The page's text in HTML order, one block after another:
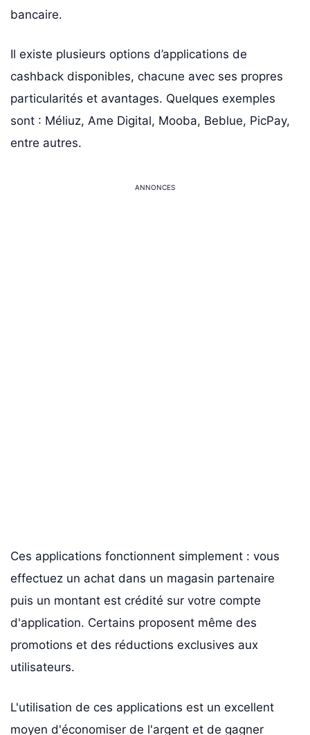
bancaire.
Il existe plusieurs options d’applications de
cashback disponibles, chacune avec ses propres
particularités et avantages. Quelques exemples
sont : Méliuz, Ame Digital, Mooba, Beblue, PicPay,
entre autres.
ANNONCES
Ces applications fonctionnent simplement : vous
effectuez un achat dans un magasin partenaire
puis un montant est crédité sur votre compte
d'application. Certains proposent même des
promotions et des réductions exclusives aux
utilisateurs.
L'utilisation de ces applications est un excellent
moyen d'économiser de l'argent et de gagner